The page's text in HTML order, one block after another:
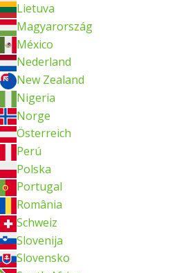
Lietuva
Magyarország
México
Nederland
New Zealand
Nigeria
Norge
Österreich
Perú
Polska
Portugal
România
Schweiz
Slovenija
Slovensko